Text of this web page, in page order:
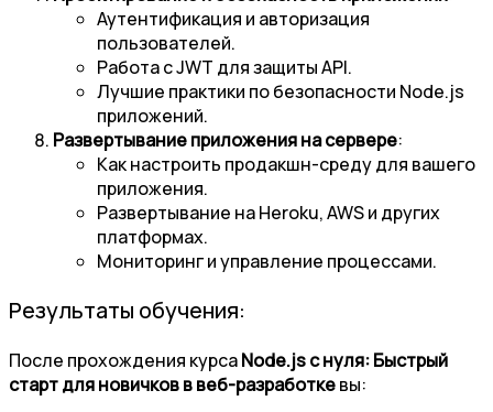
Аутентификация и авторизация
пользователей.
Работа с JWT для защиты API.
Лучшие практики по безопасности Node.js
приложений.
Развертывание приложения на сервере:
Как настроить продакшн-среду для вашего
приложения.
Развертывание на Heroku, AWS и других
платформах.
Мониторинг и управление процессами.
Результаты обучения:
После прохождения курсаNode.js с нуля: Быстрый
старт для новичков в веб-разработкевы: